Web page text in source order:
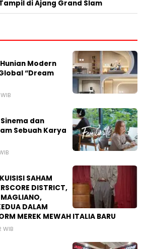
di Ajang Grand Slam
Modern
“Dream
Sinema dan
Sebuah Karya
SAHAM
DISTRICT,
DALAM
MEREK MEWAH ITALIA BARU
WIB